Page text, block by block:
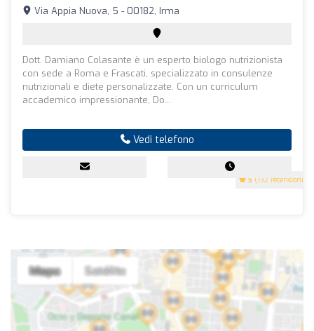
5 (132 recensioni)
Via Appia Nuova, 5 - 00182, Irma
Dott. Damiano Colasante è un esperto biologo nutrizionista
con sede a Roma e Frascati, specializzato in consulenze
nutrizionali e diete personalizzate. Con un curriculum
accademico impressionante, Do...
Vedi telefono